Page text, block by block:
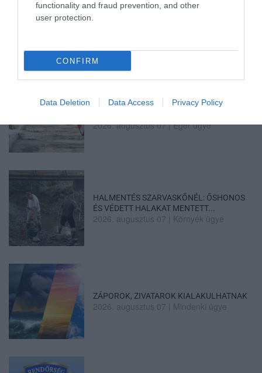
functionality and fraud prevention, and other
user protection.
CONFIRM
Data Deletion Data Access Privacy Policy
TÍZ ÉVE NEM VOLT ILYEN ALACSONY AZ
MINDHÁROM ÜTEMBEN DOLGOZNAK A 25-
2026. augusztus 07|Eger ügye
HALMENTÉS SZARVASKŐNÉL: ŐSHONOS
ÉS VÉDETT HALAKAT MENTETT...
2026. augusztus 07 Környék ügye
ZÁPOROK, ZIVATAROK KIALAKULHATNAK
2026. augusztus 07 Mindenki ügye